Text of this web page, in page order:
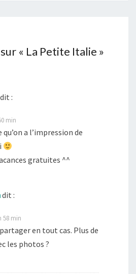
« La Petite Italie »
dit :
min
qu’on a l’impression de
gratuites ^^
dit :
58 min
en tout cas. Plus de
les photos ?